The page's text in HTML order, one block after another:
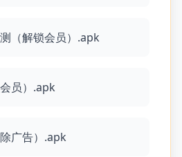
（解锁会员）.apk
员）.apk
广告）.apk